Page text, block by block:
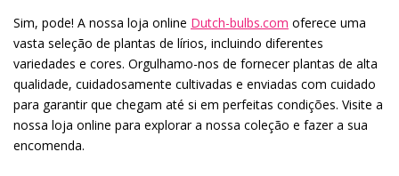
Sim, pode! A nossa loja online Dutch-bulbs.com oferece uma
vasta seleção de plantas de lírios, incluindo diferentes
variedades e cores. Orgulhamo-nos de fornecer plantas de alta
qualidade, cuidadosamente cultivadas e enviadas com cuidado
para garantir que chegam até si em perfeitas condições. Visite a
nossa loja online para explorar a nossa coleção e fazer a sua
encomenda.